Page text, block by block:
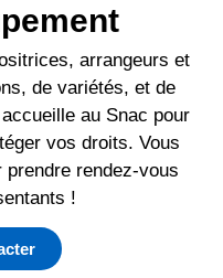
arrangeurs et
de variétés, et de
au Snac pour
vos droits. Vous
rendez-vous
!